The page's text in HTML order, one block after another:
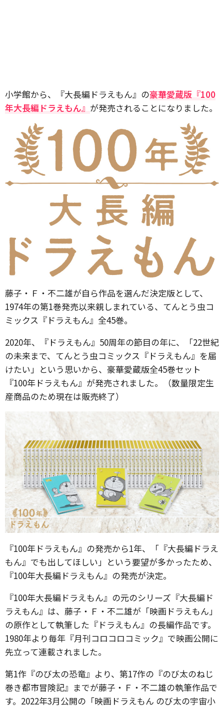
小学館から、『大長編ドラえもん』の豪華愛蔵版『100
年大長編ドラえもん』 が発売されることになりました。
藤子・Ｆ・不二雄が自ら作品を選んだ決定版として、
1974年の第1巻発売以来親しまれている、てんとう虫コ
ミックス『ドラえもん』全45巻。
2020年、『ドラえもん』50周年の節目の年に、「22世紀
の未来まで、てんとう虫コミックス『ドラえもん』を届
けたい」という思いから、豪華愛蔵版全45巻セット
『100年ドラえもん』が発売されました。（数量限定生
産商品のため現在は販売終了）
『100年ドラえもん』の発売から1年、「『大長編ドラえ
もん』でも出してほしい」という要望が多かったため、
『100年大長編ドラえもん』の発売が決定。
『100年大長編ドラえもん』の元のシリーズ『大長編ド
ラえもん』は、藤子・Ｆ・不二雄が「映画ドラえもん」
の原作として執筆した『ドラえもん』の長編作品です。
1980年より毎年『月刊コロコロコミック』で映画公開に
先立って連載されました。
第1作『のび太の恐竜』より、第17作の『のび太のねじ
巻き都市冒険記』までが藤子・Ｆ・不二雄の執筆作品で
す。2022年3月公開の「映画ドラえもん のび太の宇宙小